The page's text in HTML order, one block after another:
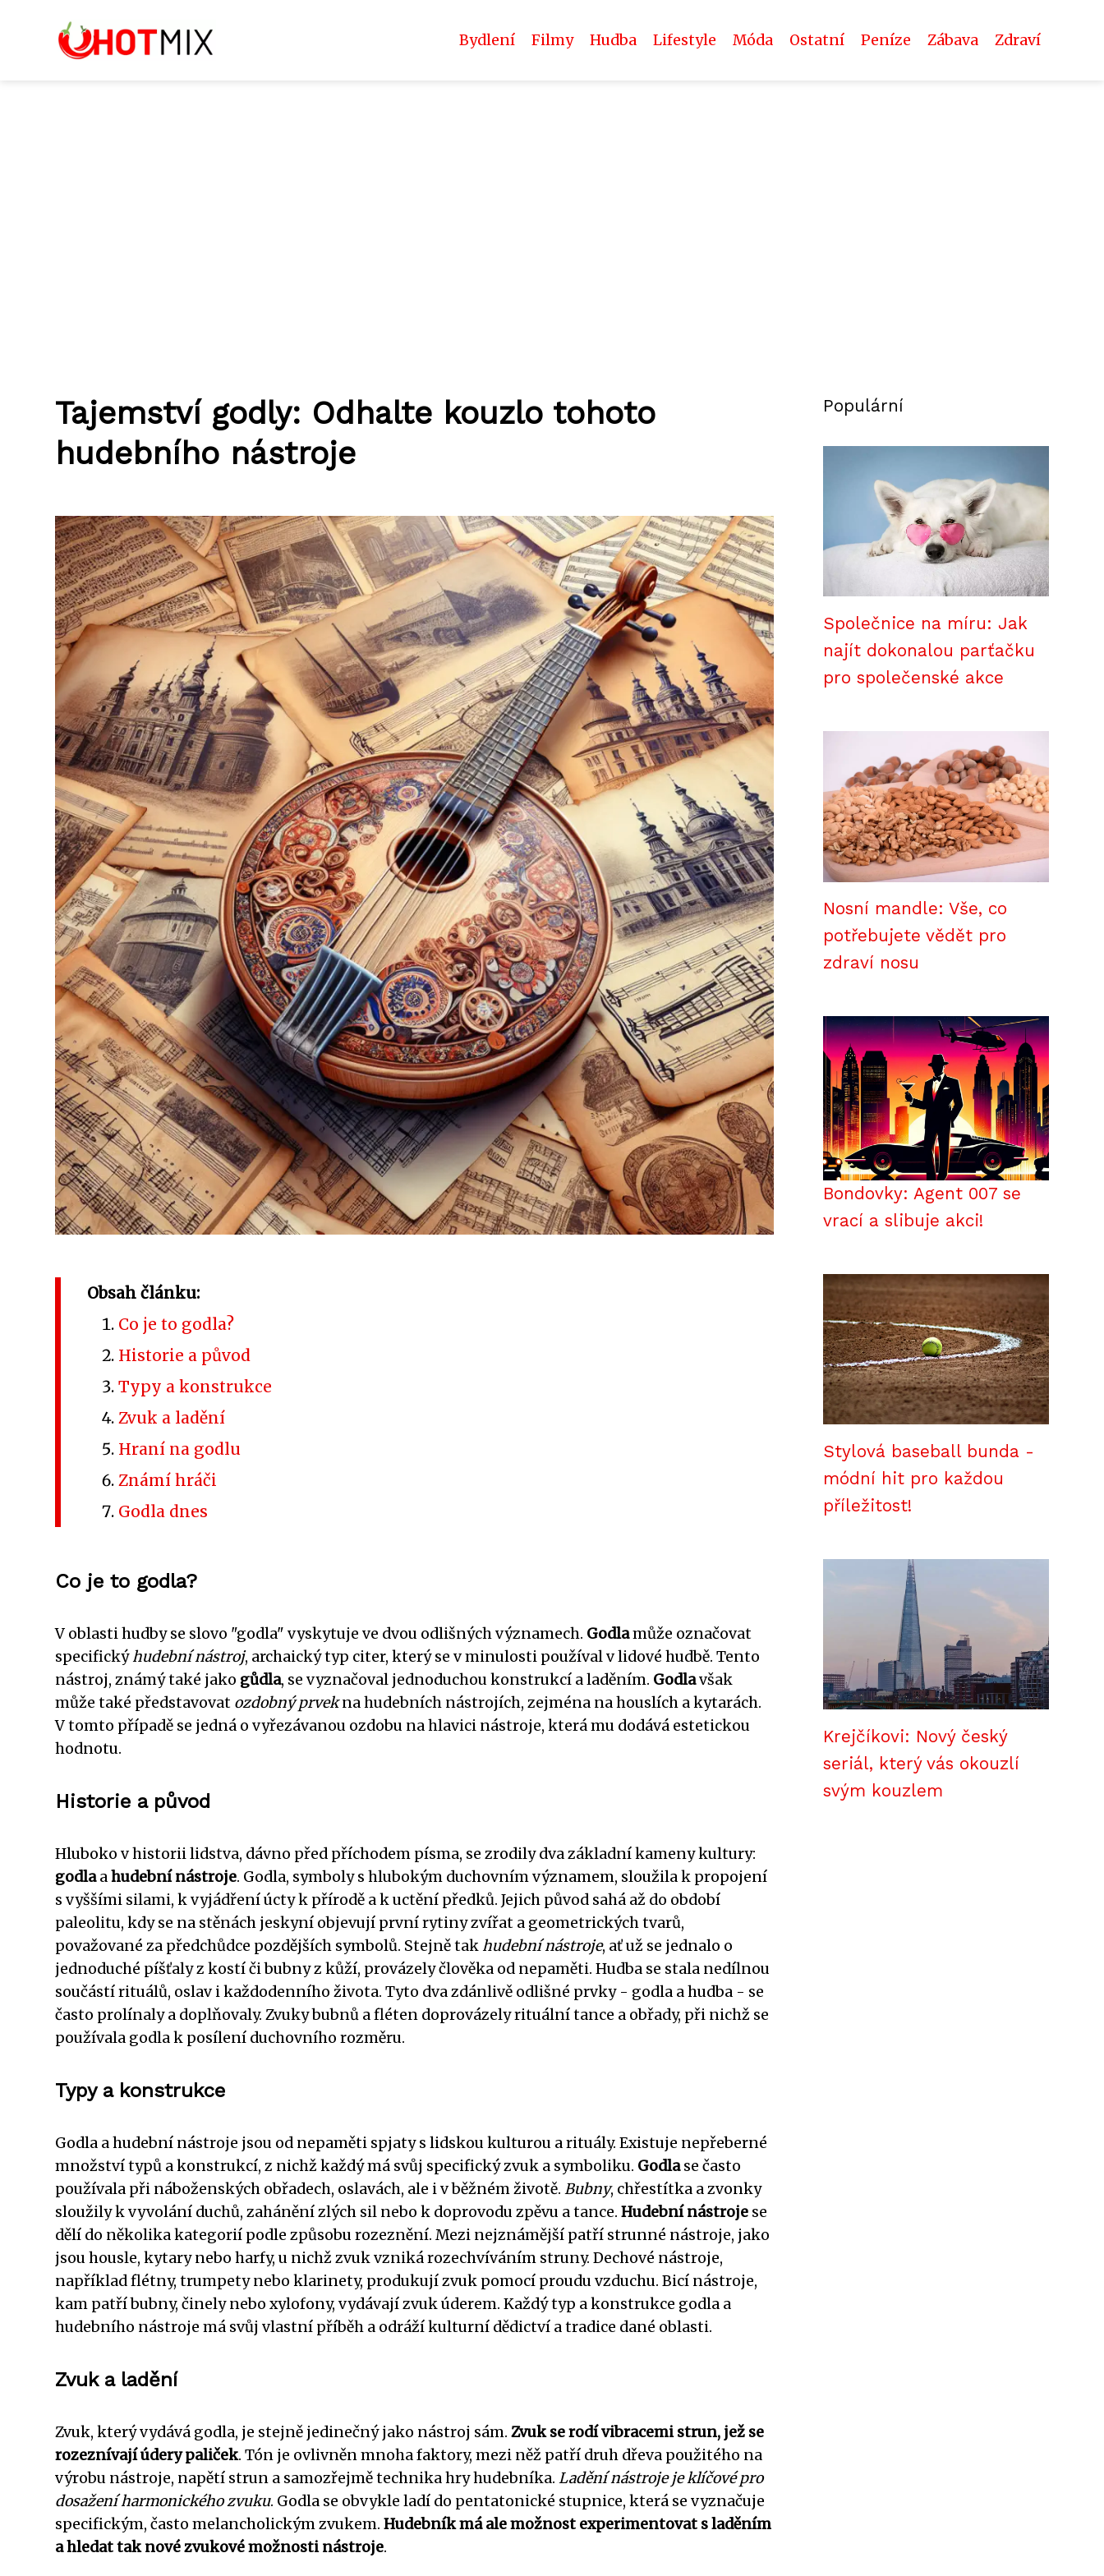
Bydlení Filmy Hudba Lifestyle Móda Ostatní Peníze Zábava Zdraví
Tajemství godly: Odhalte kouzlo tohoto
hudebního nástroje
Obsah článku:
Co je to godla?
Historie a původ
Typy a konstrukce
Zvuk a ladění
Hraní na godlu
Známí hráči
Godla dnes
Co je to godla?
V oblasti hudby se slovo "godla" vyskytuje ve dvou odlišných významech. Godlamůže označovat
specifickýhudební nástroj, archaický typ citer, který se v minulosti používal v lidové hudbě. Tento
nástroj, známý také jako gůdla, se vyznačoval jednoduchou konstrukcí a laděním. Godlavšak
může také představovat ozdobný prvekna hudebních nástrojích, zejména na houslích a kytarách.
V tomto případě se jedná o vyřezávanou ozdobu na hlavici nástroje, která mu dodává estetickou
hodnotu.
Historie a původ
Hluboko v historii lidstva, dávno před příchodem písma, se zrodily dva základní kameny kultury:
godlaahudební nástroje. Godla, symboly s hlubokým duchovním významem, sloužila k propojení
s vyššími silami, k vyjádření úcty k přírodě a k uctění předků. Jejich původ sahá až do období
paleolitu, kdy se na stěnách jeskyní objevují první rytiny zvířat a geometrických tvarů,
považované za předchůdce pozdějších symbolů. Stejně takhudební nástroje, ať už se jednalo o
jednoduché píšťaly z kostí či bubny z kůží, provázely člověka od nepaměti. Hudba se stala nedílnou
součástí rituálů, oslav i každodenního života. Tyto dva zdánlivě odlišné prvky - godla a hudba - se
často prolínaly a doplňovaly. Zvuky bubnů a fléten doprovázely rituální tance a obřady, při nichž se
používala godla k posílení duchovního rozměru.
Typy a konstrukce
Godla a hudební nástroje jsou od nepaměti spjaty s lidskou kulturou a rituály. Existuje nepřeberné
množství typů a konstrukcí, z nichž každý má svůj specifický zvuk a symboliku. Godlase často
používala při náboženských obřadech, oslavách, ale i v běžném životě. Bubny, chřestítka a zvonky
sloužily k vyvolání duchů, zahánění zlých sil nebo k doprovodu zpěvu a tance. Hudební nástroje se
dělí do několika kategorií podle způsobu rozeznění. Mezi nejznámější patří strunné nástroje, jako
jsou housle, kytary nebo harfy, u nichž zvuk vzniká rozechvíváním struny. Dechové nástroje,
například flétny, trumpety nebo klarinety, produkují zvuk pomocí proudu vzduchu. Bicí nástroje,
kam patří bubny, činely nebo xylofony, vydávají zvuk úderem. Každý typ a konstrukce godla a
hudebního nástroje má svůj vlastní příběh a odráží kulturní dědictví a tradice dané oblasti.
Zvuk a ladění
Zvuk, který vydává godla, je stejně jedinečný jako nástroj sám. Zvuk se rodí vibracemi strun, jež se
rozeznívají údery paliček. Tón je ovlivněn mnoha faktory, mezi něž patří druh dřeva použitého na
výrobu nástroje, napětí strun a samozřejmě technika hry hudebníka. Ladění nástroje je klíčové pro
dosažení harmonického zvuku. Godla se obvykle ladí do pentatonické stupnice, která se vyznačuje
specifickým, často melancholickým zvukem. Hudebník má ale možnost experimentovat s laděním
a hledat tak nové zvukové možnosti nástroje.
Populární
Společnice na míru: Jak
najít dokonalou parťačku
pro společenské akce
Nosní mandle: Vše, co
potřebujete vědět pro
zdraví nosu
Bondovky: Agent 007 se
vrací a slibuje akci!
Stylová baseball bunda -
módní hit pro každou
příležitost!
Krejčíkovi: Nový český
seriál, který vás okouzlí
svým kouzlem